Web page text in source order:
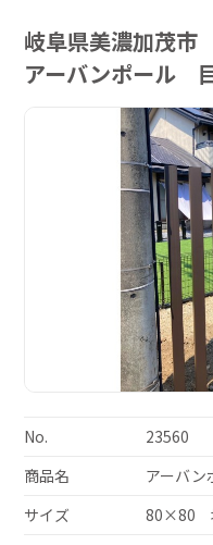
岐阜県美濃加茂
アーバンポール
No.
23560
商品名
アーバン
サイズ
80×80